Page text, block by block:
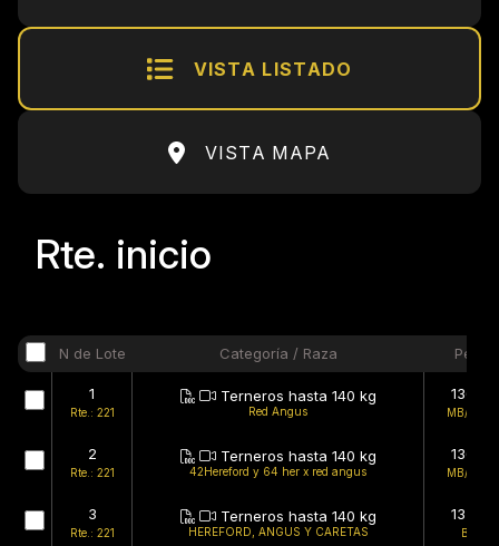
VISTA LISTADO
VISTA MAPA
Rte. inicio
N de Lote Categoría / Raza Peso
1
Rte.: 221
Terneros hasta 140 kg
Red Angus
136kg
MB/BMB
2
Rte.: 221
Terneros hasta 140 kg
42Hereford y 64 her x red angus
136kg
MB/BMB
3
Rte.: 221
Terneros hasta 140 kg
HEREFORD, ANGUS Y CARETAS
137kg
B/B